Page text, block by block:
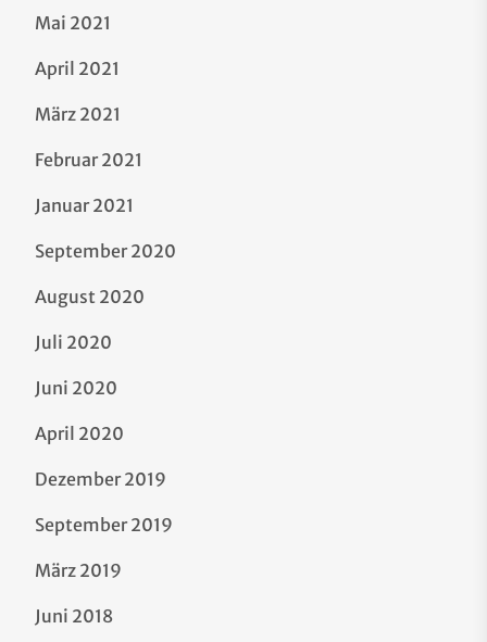
Mai 2021
April 2021
März 2021
Februar 2021
Januar 2021
September 2020
August 2020
Juli 2020
Juni 2020
April 2020
Dezember 2019
September 2019
März 2019
Juni 2018